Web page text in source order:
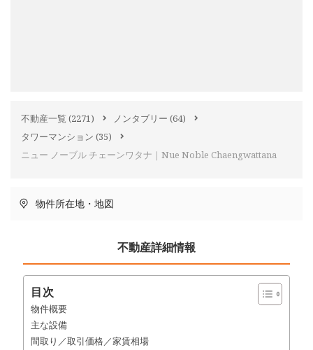
不動産一覧 (2271) ノンタブリー (64)
タワーマンション (35)
ニュー ノーブル チェーンワタナ｜Nue Noble Chaengwattana
物件所在地・地図
不動産詳細情報
目次
物件概要
主な設備
間取り／取引価格／家賃相場